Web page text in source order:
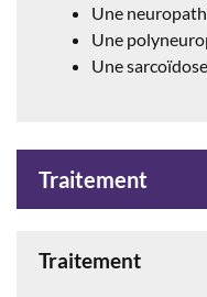
Une
Une
Une
Traitement
Traitement